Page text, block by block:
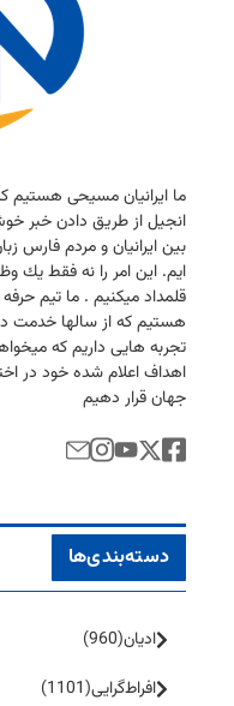
ما ایرانیان مسیحی هستیم
انجیل از طریق دادن خبر
بین ایرانیان و مردم فارس
ایم. این امر را نه فقط یك
قلمداد میكنیم . ما تیم
هستیم كه از سالها خدمت
تجربه هایی داریم كه
اهداف اعلام شده خود در
جهان قرار دهیم
دسته‌بندی‌ها
ادیان(960)
افراط‌گرایی(1101)